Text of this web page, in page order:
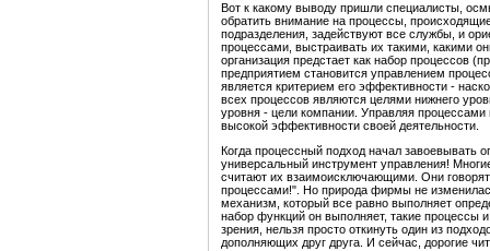
Вот к какому выводу пришли специалисты,
обратить внимание на процессы,
подразделения, задействуют все службы, и
процессами, выстраивать их такими, какими
организация предстает как набор процессов
предприятием становится управлением
является критерием его эффективности -
всех процессов являются целями нижнего
уровня - цели компании. Управляя
высокой эффективности своей деятельности.
Когда процессный подход начал завоевывать
универсальный инструмент управления!
считают их взаимоисключающими. Они
процессами!". Но природа фирмы не
механизм, который все равно выполняет
набор функций он выполняет, такие процессы
зрения, нельзя просто откинуть один из
дополняющих друг друга. И сейчас, дорогие